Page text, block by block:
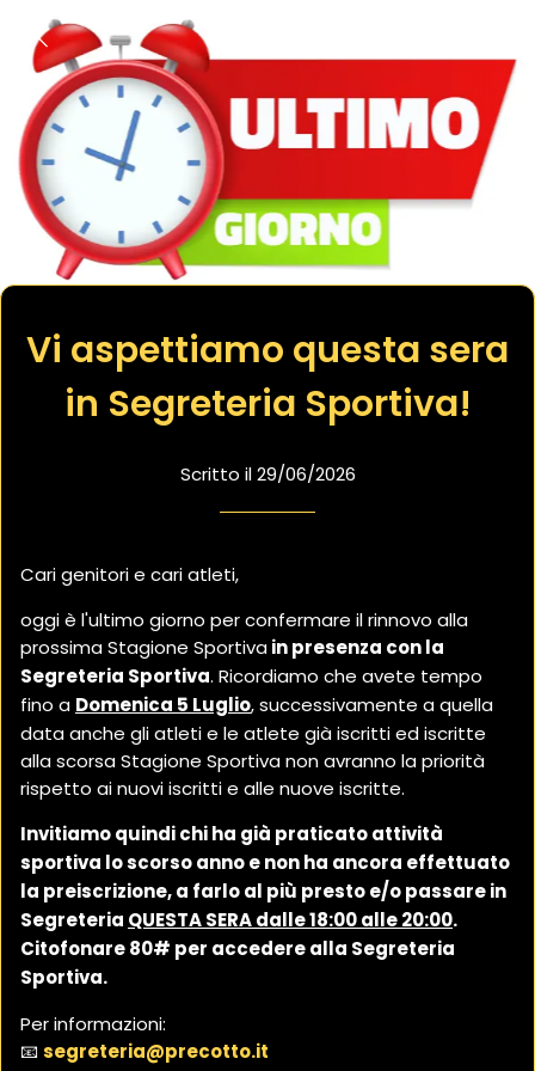
Vi aspettiamo questa sera
in Segreteria Sportiva!
Scritto il 29/06/2026
Cari genitori e cari atleti,
oggi è l'ultimo giorno per confermare il rinnovo alla
prossima Stagione Sportivain presenza con la
Segreteria Sportiva. Ricordiamo che avete tempo
fino a Domenica 5 Luglio, successivamente a quella
data anche gli atleti e le atlete già iscritti ed iscritte
alla scorsa Stagione Sportiva non avranno la priorità
rispetto ai nuovi iscritti e alle nuove iscritte.
Invitiamo quindi chi ha già praticato attività
sportiva lo scorso anno e non ha ancora effettuato
la preiscrizione, a farlo al più presto e/o passare in
Segreteria QUESTA SERA dalle 18:00 alle 20:00.
Citofonare 80# per accedere alla Segreteria
Sportiva.
Per informazioni:
📧 segreteria@precotto.it